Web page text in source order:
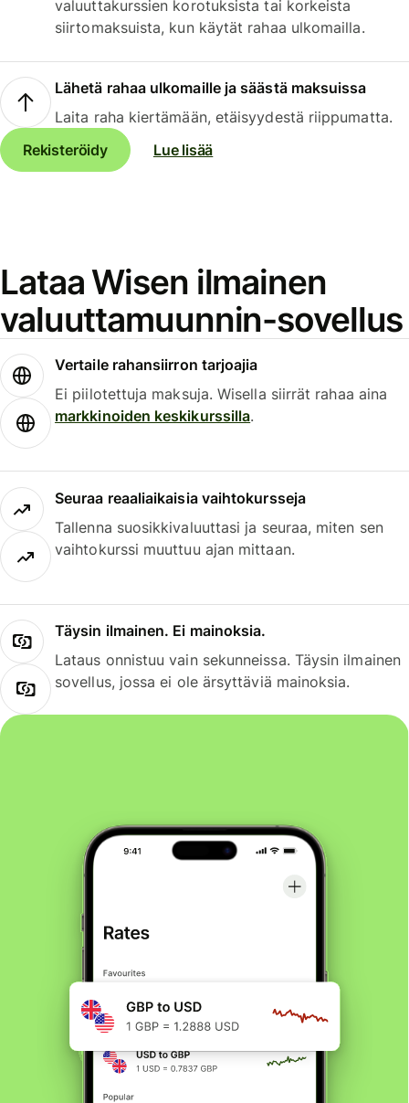
valuuttakurssien korotuksista tai korkeista
siirtomaksuista, kun käytät rahaa ulkomailla.
Lähetä rahaa ulkomaille ja säästä maksuissa
Laita raha kiertämään, etäisyydestä riippumatta.
Rekisteröidy
Lue lisää
Lataa Wisen ilmainen
valuuttamuunnin-sovellus
Vertaile rahansiirron tarjoajia
Ei piilotettuja maksuja. Wisella siirrät rahaa aina
markkinoiden keskikurssilla.
Seuraa reaaliaikaisia vaihtokursseja
Tallenna suosikkivaluuttasi ja seuraa, miten sen
vaihtokurssi muuttuu ajan mittaan.
Täysin ilmainen. Ei mainoksia.
Lataus onnistuu vain sekunneissa. Täysin ilmainen
sovellus, jossa ei ole ärsyttäviä mainoksia.